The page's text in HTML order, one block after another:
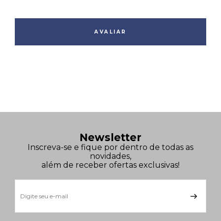
AVALIAR
Newsletter
Inscreva-se e fique por dentro de todas as
novidades,
além de receber ofertas exclusivas!